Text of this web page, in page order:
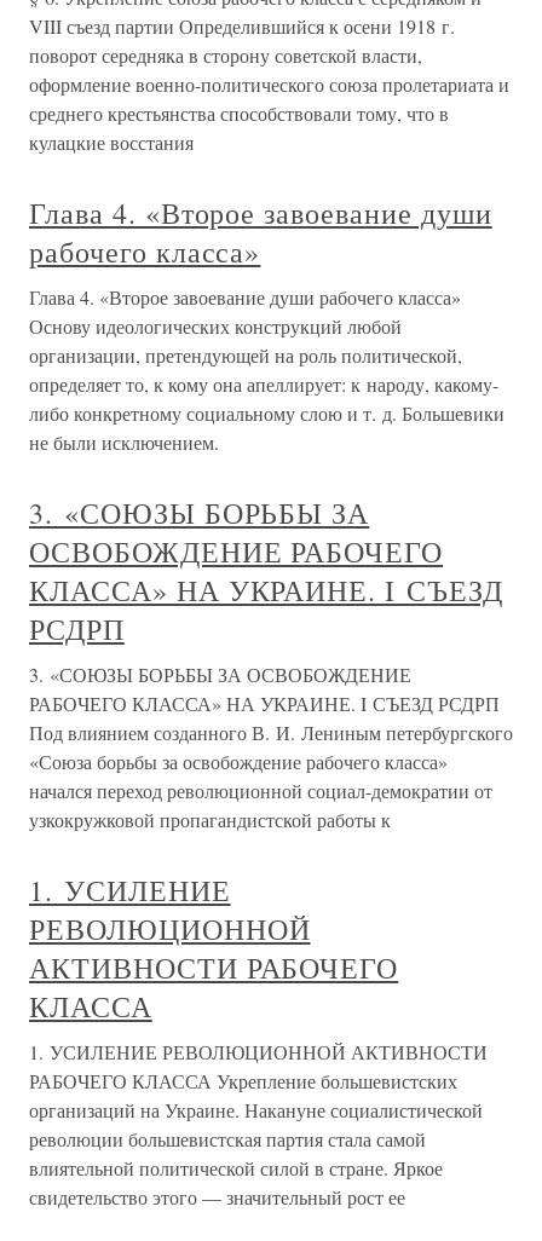
VIII съезд партии Определившийся к осени 1918 г.
поворот середняка в сторону советской власти,
оформление военно-политического союза пролетариата и
среднего крестьянства способствовали тому, что в
кулацкие восстания
Глава 4. «Второе завоевание души
рабочего класса»
Глава 4. «Второе завоевание души рабочего класса»
Основу идеологических конструкций любой
организации, претендующей на роль политической,
определяет то, к кому она апеллирует: к народу, какому-
либо конкретному социальному слою и т. д. Большевики
не были исключением.
3. «СОЮЗЫ БОРЬБЫ ЗА
ОСВОБОЖДЕНИЕ РАБОЧЕГО
КЛАССА» НА УКРАИНЕ. I СЪЕЗД
РСДРП
3. «СОЮЗЫ БОРЬБЫ ЗА ОСВОБОЖДЕНИЕ
РАБОЧЕГО КЛАССА» НА УКРАИНЕ. I СЪЕЗД РСДРП
Под влиянием созданного В. И. Лениным петербургского
«Союза борьбы за освобождение рабочего класса»
начался переход революционной социал-демократии от
узкокружковой пропагандистской работы к
1. УСИЛЕНИЕ
РЕВОЛЮЦИОННОЙ
АКТИВНОСТИ РАБОЧЕГО
КЛАССА
1. УСИЛЕНИЕ РЕВОЛЮЦИОННОЙ АКТИВНОСТИ
РАБОЧЕГО КЛАССА Укрепление большевистских
организаций на Украине. Накануне социалистической
революции большевистская партия стала самой
влиятельной политической силой в стране. Яркое
свидетельство этого — значительный рост ее